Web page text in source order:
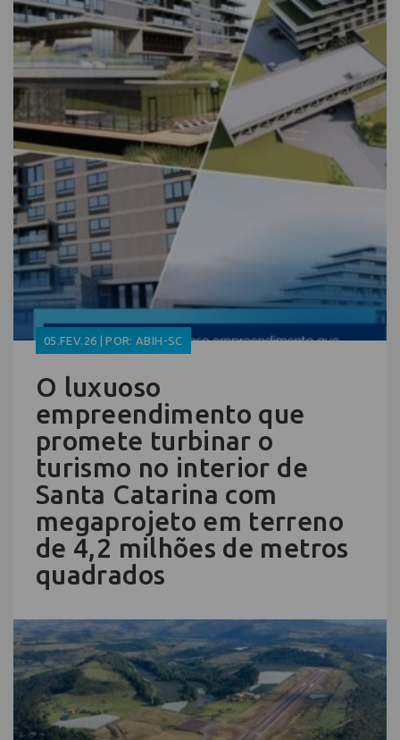
05.FEV.26 | POR: ABIH-SC
O luxuoso
empreendimento que
promete turbinar o
turismo no interior de
Santa Catarina com
megaprojeto em terreno
de 4,2 milhões de metros
quadrados